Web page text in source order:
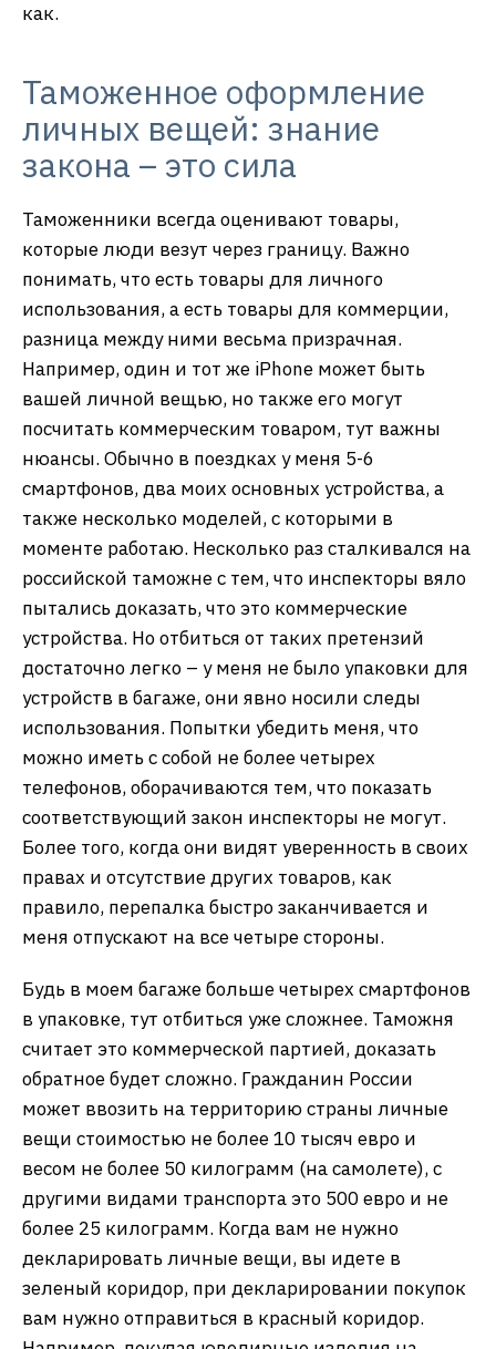
как.
Таможенное оформление
личных вещей: знание
закона – это сила
Таможенники всегда оценивают товары,
которые люди везут через границу. Важно
понимать, что есть товары для личного
использования, а есть товары для коммерции,
разница между ними весьма призрачная.
Например, один и тот же iPhone может быть
вашей личной вещью, но также его могут
посчитать коммерческим товаром, тут важны
нюансы. Обычно в поездках у меня 5-6
смартфонов, два моих основных устройства, а
также несколько моделей, с которыми в
моменте работаю. Несколько раз сталкивался на
российской таможне с тем, что инспекторы вяло
пытались доказать, что это коммерческие
устройства. Но отбиться от таких претензий
достаточно легко – у меня не было упаковки для
устройств в багаже, они явно носили следы
использования. Попытки убедить меня, что
можно иметь с собой не более четырех
телефонов, оборачиваются тем, что показать
соответствующий закон инспекторы не могут.
Более того, когда они видят уверенность в своих
правах и отсутствие других товаров, как
правило, перепалка быстро заканчивается и
меня отпускают на все четыре стороны.
Будь в моем багаже больше четырех смартфонов
в упаковке, тут отбиться уже сложнее. Таможня
считает это коммерческой партией, доказать
обратное будет сложно. Гражданин России
может ввозить на территорию страны личные
вещи стоимостью не более 10 тысяч евро и
весом не более 50 килограмм (на самолете), с
другими видами транспорта это 500 евро и не
более 25 килограмм. Когда вам не нужно
декларировать личные вещи, вы идете в
зеленый коридор, при декларировании покупок
вам нужно отправиться в красный коридор.